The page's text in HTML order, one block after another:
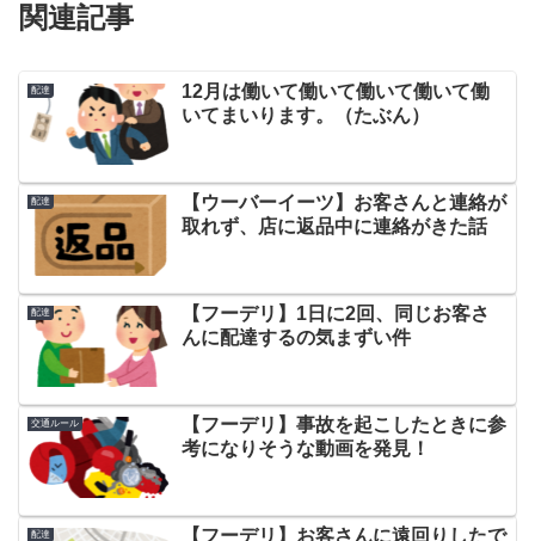
関連記事
配達
12月は働いて働いて働いて働いて働
いてまいります。（たぶん）
配達
【ウーバーイーツ】お客さんと連絡が
取れず、店に返品中に連絡がきた話
配達
【フーデリ】1日に2回、同じお客さ
んに配達するの気まずい件
交通ルール
【フーデリ】事故を起こしたときに参
考になりそうな動画を発見！
配達
【フーデリ】お客さんに遠回りしたで